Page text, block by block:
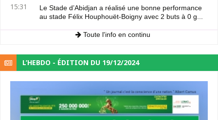
15:31
Le Stade d’Abidjan a réalisé une bonne performance
au stade Félix Houphouët-Boigny avec 2 buts à 0 g...
Toute l'info en continu
L’HEBDO - ÉDITION DU 19/12/2024